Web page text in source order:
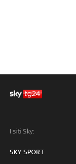
I siti Sky:
SKY SPORT